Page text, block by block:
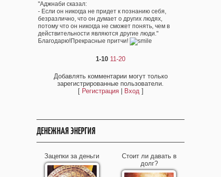
"Аджнаби сказал:
- Если он никогда не придет к познанию себя,
безразлично, что он думает о других людях,
потому что он никогда не сможет понять, чем в
действительности являются другие люди."
Благодарю!Прекрасные притчи!
1-10 11-20
Добавлять комментарии могут только
зарегистрированные пользователи.
[ Регистрация| Вход]
ДЕНЕЖНАЯ ЭНЕРГИЯ
Зацепки за деньги
Стоит ли давать в
долг?